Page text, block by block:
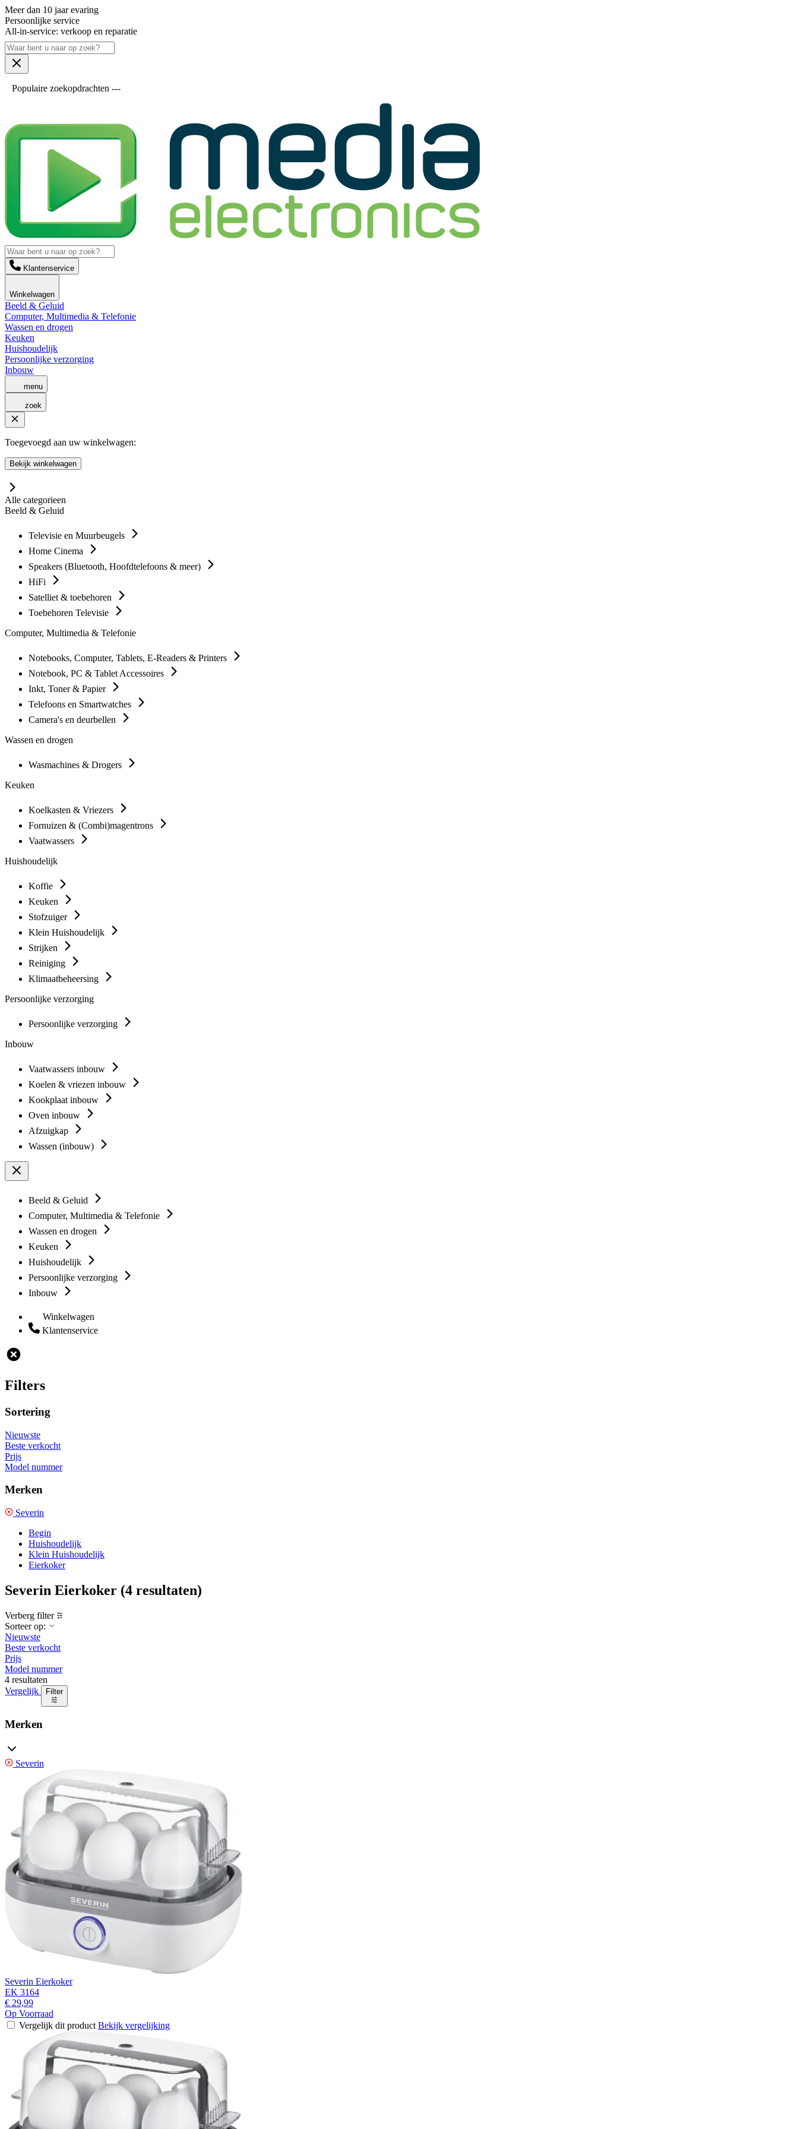
Meer dan 10 jaar evaring
Persoonlijke service
All-in-service: verkoop en reparatie
Populaire zoekopdrachten ---
Klantenservice
Winkelwagen
Beeld & Geluid
Computer, Multimedia & Telefonie
Wassen en drogen
Keuken
Huishoudelijk
Persoonlijke verzorging
Inbouw
menu
zoek
Toegevoegd aan uw winkelwagen:
Bekijk winkelwagen
Alle categorieen
Beeld & Geluid
Televisie en Muurbeugels
Home Cinema
Speakers (Bluetooth, Hoofdtelefoons & meer)
HiFi
Satelliet & toebehoren
Toebehoren Televisie
Computer, Multimedia & Telefonie
Notebooks, Computer, Tablets, E-Readers & Printers
Notebook, PC & Tablet Accessoires
Inkt, Toner & Papier
Telefoons en Smartwatches
Camera's en deurbellen
Wassen en drogen
Wasmachines & Drogers
Keuken
Koelkasten & Vriezers
Fornuizen & (Combi)magentrons
Vaatwassers
Huishoudelijk
Koffie
Keuken
Stofzuiger
Klein Huishoudelijk
Strijken
Reiniging
Klimaatbeheersing
Persoonlijke verzorging
Persoonlijke verzorging
Inbouw
Vaatwassers inbouw
Koelen & vriezen inbouw
Kookplaat inbouw
Oven inbouw
Afzuigkap
Wassen (inbouw)
Beeld & Geluid
Computer, Multimedia & Telefonie
Wassen en drogen
Keuken
Huishoudelijk
Persoonlijke verzorging
Inbouw
Winkelwagen
Klantenservice
Filters
Sortering
Nieuwste
Beste verkocht
Prijs
Model nummer
Merken
Severin
Begin
Huishoudelijk
Klein Huishoudelijk
Eierkoker
Severin Eierkoker (4 resultaten)
Verberg filter
Sorteer op:
Nieuwste
Beste verkocht
Prijs
Model nummer
4 resultaten
Vergelijk
Filter
Merken
Severin
Severin Eierkoker
EK 3164
€ 29,99
Op Voorraad
Vergelijk dit product Bekijk vergelijking